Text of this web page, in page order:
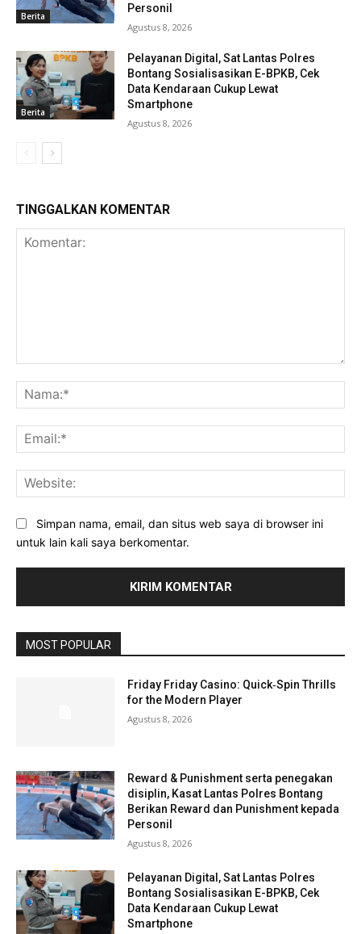
Berita
Personil
Agustus 8, 2026
Berita
Pelayanan Digital, Sat Lantas Polres
Bontang Sosialisasikan E-BPKB, Cek
Data Kendaraan Cukup Lewat
Smartphone
Agustus 8, 2026
TINGGALKAN KOMENTAR
Simpan nama, email, dan situs web saya di browser ini
untuk lain kali saya berkomentar.
MOST POPULAR
Friday Friday Casino: Quick‑Spin Thrills
for the Modern Player
Agustus 8, 2026
Reward & Punishment serta penegakan
disiplin, Kasat Lantas Polres Bontang
Berikan Reward dan Punishment kepada
Personil
Agustus 8, 2026
Pelayanan Digital, Sat Lantas Polres
Bontang Sosialisasikan E-BPKB, Cek
Data Kendaraan Cukup Lewat
Smartphone